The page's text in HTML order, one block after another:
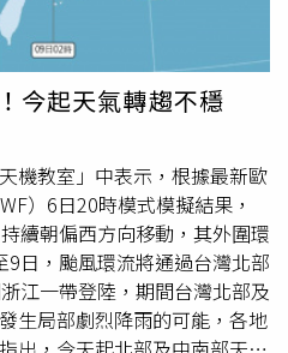
今起天氣轉趨不穩
機教室」中表示，根據最新歐
）6日20時模式模擬結果，
續朝偏西方向移動，其外圍環
日，颱風環流將通過台灣北部
江一帶登陸，期間台灣北部及
生局部劇烈降雨的可能，各地